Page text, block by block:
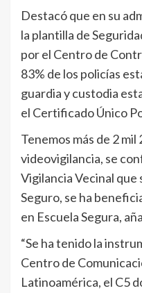
Destacó que en su
la plantilla de
por el Centro de
83% de los policías
guardia y custodia
el Certificado Único
Tenemos más de 2
videovigilancia, se
Vigilancia Vecinal que
Seguro, se ha
en Escuela Segura,
“Se ha tenido la
Centro de
Latinoamérica, el C5